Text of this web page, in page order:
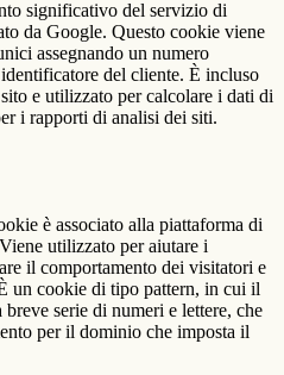
significativo del servizio di
da Google. Questo cookie viene
assegnando un numero
del cliente. È incluso
e utilizzato per calcolare i dati di
i rapporti di analisi dei siti.
è associato alla piattaforma di
utilizzato per aiutare i
il comportamento dei visitatori e
un cookie di tipo pattern, in cui il
serie di numeri e lettere, che
per il dominio che imposta il